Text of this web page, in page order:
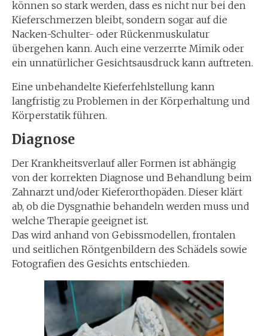
können so stark werden, dass es nicht nur bei den
Kieferschmerzen bleibt, sondern sogar auf die
Nacken-Schulter- oder Rückenmuskulatur
übergehen kann. Auch eine verzerrte Mimik oder
ein unnatürlicher Gesichtsausdruck kann auftreten.
Eine unbehandelte Kieferfehlstellung kann
langfristig zu Problemen in der Körperhaltung und
Körperstatik führen.
Diagnose
Der Krankheitsverlauf aller Formen ist abhängig
von der korrekten Diagnose und Behandlung beim
Zahnarzt und/oder Kieferorthopäden. Dieser klärt
ab, ob die Dysgnathie behandeln werden muss und
welche Therapie geeignet ist.
Das wird anhand von Gebissmodellen, frontalen
und seitlichen Röntgenbildern des Schädels sowie
Fotografien des Gesichts entschieden.